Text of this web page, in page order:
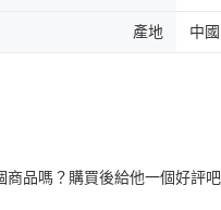
產地 中國
商品嗎？購買後給他一個好評吧